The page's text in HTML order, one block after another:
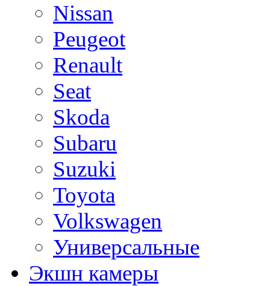
Nissan
Peugeot
Renault
Seat
Skoda
Subaru
Suzuki
Toyota
Volkswagen
Универсальные
Экшн камеры